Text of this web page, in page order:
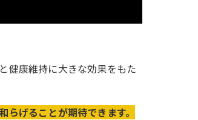
健康維持に大きな効果をもた
げることが期待できます。